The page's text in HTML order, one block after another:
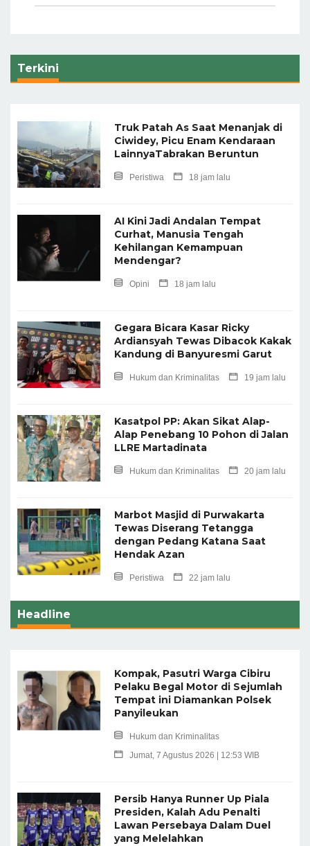
Terkini
Truk Patah As Saat Menanjak di
Ciwidey, Picu Enam Kendaraan
LainnyaTabrakan Beruntun
Peristiwa 18 jam lalu
AI Kini Jadi Andalan Tempat
Curhat, Manusia Tengah
Kehilangan Kemampuan
Mendengar?
Opini 18 jam lalu
Gegara Bicara Kasar Ricky
Ardiansyah Tewas Dibacok Kakak
Kandung di Banyuresmi Garut
Hukum dan Kriminalitas 19 jam lalu
Kasatpol PP: Akan Sikat Alap-
Alap Penebang 10 Pohon di Jalan
LLRE Martadinata
Hukum dan Kriminalitas 20 jam lalu
Marbot Masjid di Purwakarta
Tewas Diserang Tetangga
dengan Pedang Katana Saat
Hendak Azan
Peristiwa 22 jam lalu
Headline
Kompak, Pasutri Warga Cibiru
Pelaku Begal Motor di Sejumlah
Tempat ini Diamankan Polsek
Panyileukan
Hukum dan Kriminalitas
Jumat, 7 Agustus 2026 | 12:53 WIB
Persib Hanya Runner Up Piala
Presiden, Kalah Adu Penalti
Lawan Persebaya Dalam Duel
yang Melelahkan